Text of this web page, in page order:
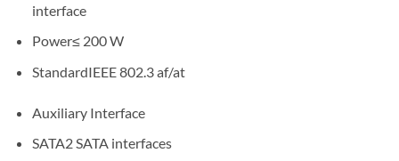
interface
Power≤ 200 W
StandardIEEE 802.3 af/at
Auxiliary Interface
SATA2 SATA interfaces